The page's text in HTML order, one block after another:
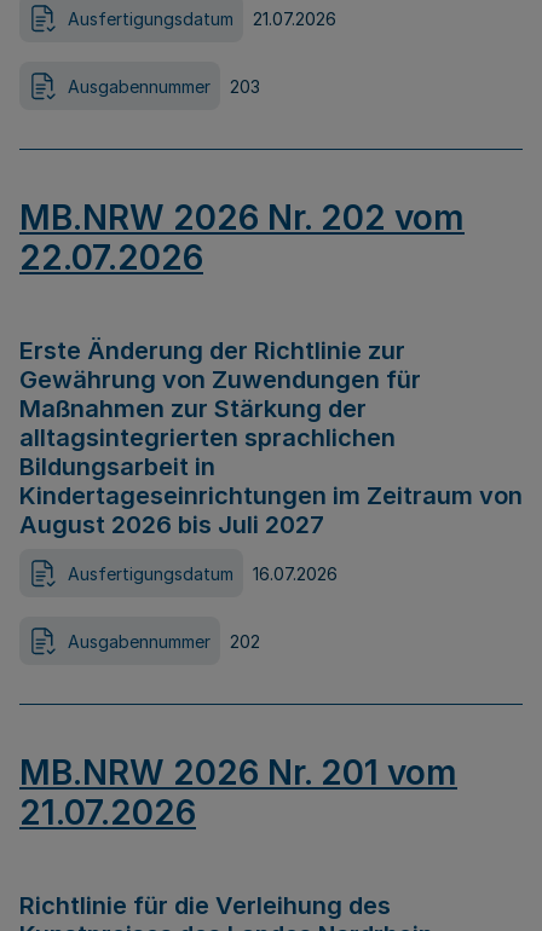
Ausfertigungsdatum 21.07.2026
Ausgabennummer 203
MB.NRW 2026 Nr. 202 vom
22.07.2026
Erste Änderung der Richtlinie zur
Gewährung von Zuwendungen für
Maßnahmen zur Stärkung der
alltagsintegrierten sprachlichen
Bildungsarbeit in
Kindertageseinrichtungen im Zeitraum von
August 2026 bis Juli 2027
Ausfertigungsdatum 16.07.2026
Ausgabennummer 202
MB.NRW 2026 Nr. 201 vom
21.07.2026
Richtlinie für die Verleihung des